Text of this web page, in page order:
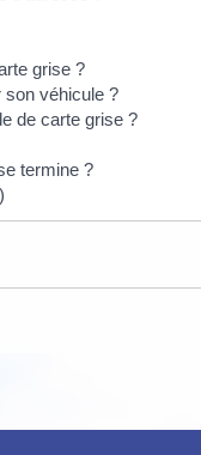
grise ?
son véhicule ?
de carte grise ?
termine ?